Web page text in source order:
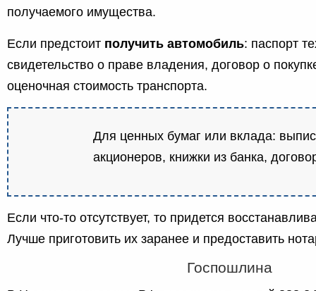
получаемого имущества.
Если предстоит получить автомобиль: паспорт
свидетельство о праве владения, договор о
оценочная стоимость транспорта.
Для ценных бумаг или вклада:
акционеров, книжки из банка,
Если что-то отсутствует, то придется
Лучше приготовить их заранее и предоставить
Госпошлина